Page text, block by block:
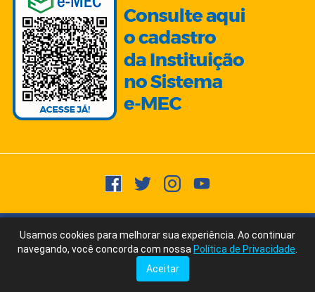
Copyright © 2015 -2026- Todos os direitos reservados. Usuários
Online:2016
Ícones/Imagens by Freepik | Fonte Texto: ChatGPT/AI Writer by Ubersuggest
Tudo posso naquele que me fortalece. Filipenses 4:13
Usamos cookies para melhorar sua experiência. Ao continuar
navegando, você concorda com nossa Política de Privacidade
Aceitar
Fale Conosco
via WhatsApp